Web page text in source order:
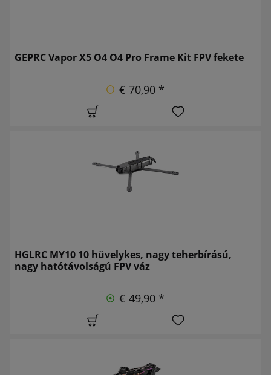
GEPRC Vapor X5 O4 O4 Pro Frame Kit FPV fekete
€ 70,90 *
HGLRC MY10 10 hüvelykes, nagy teherbírású,
nagy hatótávolságú FPV váz
€ 49,90 *